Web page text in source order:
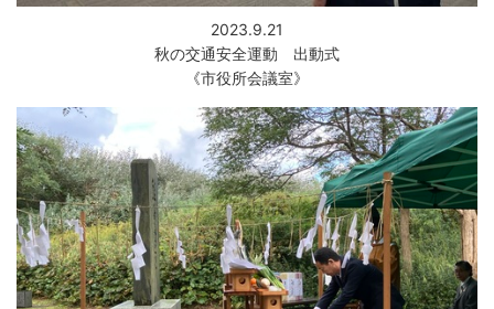
2023.9.21
秋の交通安全運動 出動式
《市役所会議室》